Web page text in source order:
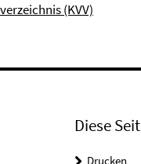
(KVV)
Diese
Drucken